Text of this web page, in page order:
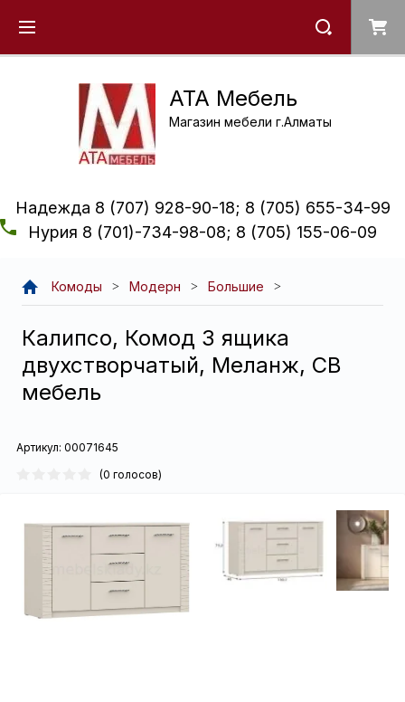
ATA Мебель
Магазин мебели г.Алматы
Надежда 8 (707) 928-90-18; 8 (705) 655-34-99
Нурия 8 (701)-734-98-08; 8 (705) 155-06-09
Комоды Модерн Большие
Калипсо, Комод 3 ящика
двухстворчатый, Меланж, СВ
мебель
Артикул: 00071645
(0 голосов)